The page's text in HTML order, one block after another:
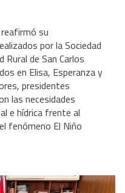
su
por la Sociedad
Rural de San Carlos
en Elisa, Esperanza y
presidentes
las necesidades
e hídrica frente al
fenómeno El Niño